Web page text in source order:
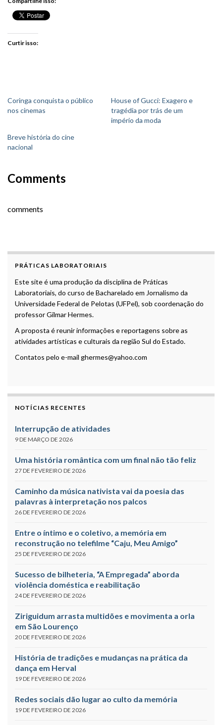
Curtir isso:
Coringa conquista o público
nos cinemas
House of Gucci: Exagero e
tragédia por trás de um
império da moda
Breve história do cine
nacional
Comments
comments
PRÁTICAS LABORATORIAIS
Este site é uma produção da disciplina de Práticas
Laboratoriais, do curso de Bacharelado em Jornalismo da
Universidade Federal de Pelotas (UFPel), sob coordenação do
professor Gilmar Hermes.
A proposta é reunir informações e reportagens sobre as
atividades artísticas e culturais da região Sul do Estado.
Contatos pelo e-mail ghermes@yahoo.com
NOTÍCIAS RECENTES
Interrupção de atividades
9 DE MARÇO DE 2026
Uma história romântica com um final não tão feliz
27 DE FEVEREIRO DE 2026
Caminho da música nativista vai da poesia das
palavras à interpretação nos palcos
26 DE FEVEREIRO DE 2026
Entre o íntimo e o coletivo, a memória em
reconstrução no telefilme “Caju, Meu Amigo”
25 DE FEVEREIRO DE 2026
Sucesso de bilheteria, “A Empregada” aborda
violência doméstica e reabilitação
24 DE FEVEREIRO DE 2026
Ziriguidum arrasta multidões e movimenta a orla
em São Lourenço
20 DE FEVEREIRO DE 2026
História de tradições e mudanças na prática da
dança em Herval
19 DE FEVEREIRO DE 2026
Redes sociais dão lugar ao culto da memória
19 DE FEVEREIRO DE 2026